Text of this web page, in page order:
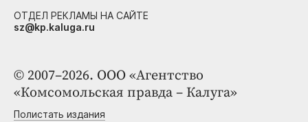
© 2007–2026. ООО «Агентство
«Комсомольская правда – Калуга»
Полистать издания
ОТДЕЛ РЕКЛАМЫ НА САЙТЕ
sz@kp.kaluga.ru